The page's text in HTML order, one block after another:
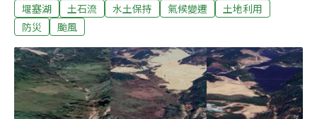
起「土砂災害歷史照片與故事募集」，今年已經累計近10
萬張照片、空照及衛星影像。面對土砂災害，我們的準備
陳振宇接受《環境資訊中心》專訪，分享防災心境。土砂
災害在台灣：造山、颱風地震 與居住其中的人們為什麼台
灣這麼容易發生土石流、崩塌災害呢？陳振宇解釋，台灣
75%以上國土是山坡地，「有山就會崩」。崩塌的土石沖
堰塞湖 土石流 水土保持 氣候變遷
土地利用
防災
颱風